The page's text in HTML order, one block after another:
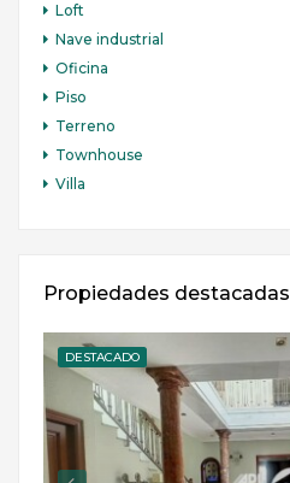
Loft
Nave industrial
Oficina
Piso
Terreno
Townhouse
Villa
Propiedades destacadas
DESTACADO